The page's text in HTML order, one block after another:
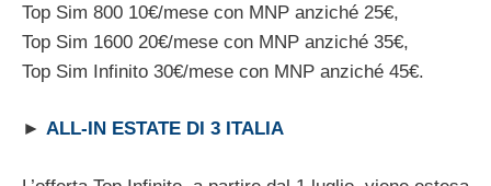
Top Sim 800 10€/mese con MNP anziché 25€,
Top Sim 1600 20€/mese con MNP anziché 35€,
Top Sim Infinito 30€/mese con MNP anziché 45€.
► ALL-IN ESTATE DI 3 ITALIA